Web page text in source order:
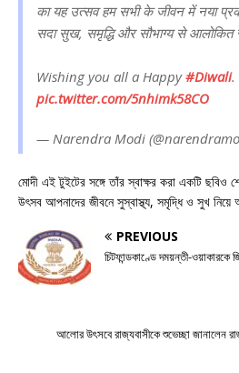
का यह उत्सव हम सभी के जीवन में नया
सदा सुख, समृद्धि और सौभाग्य से आलोकित
Wishing you all a Happy#Diwali.
pic.twitter.com/5nhimk58CO
— Narendra Modi
মোদী এই টুইটের সঙ্গে তাঁর স্বাক্ষর করা একটি ছবিও
উৎসব আপনাদের জীবনে সুস্বাস্থ্য, সমৃদ্ধি ও সুখ
PREVIOUS
চিটফান্ডকাণ্ডে দময়ন্তী-ওয়াকারকে
আলোর উৎসবে রাজ্যবাসীকে শুভেচ্ছা জানালেন